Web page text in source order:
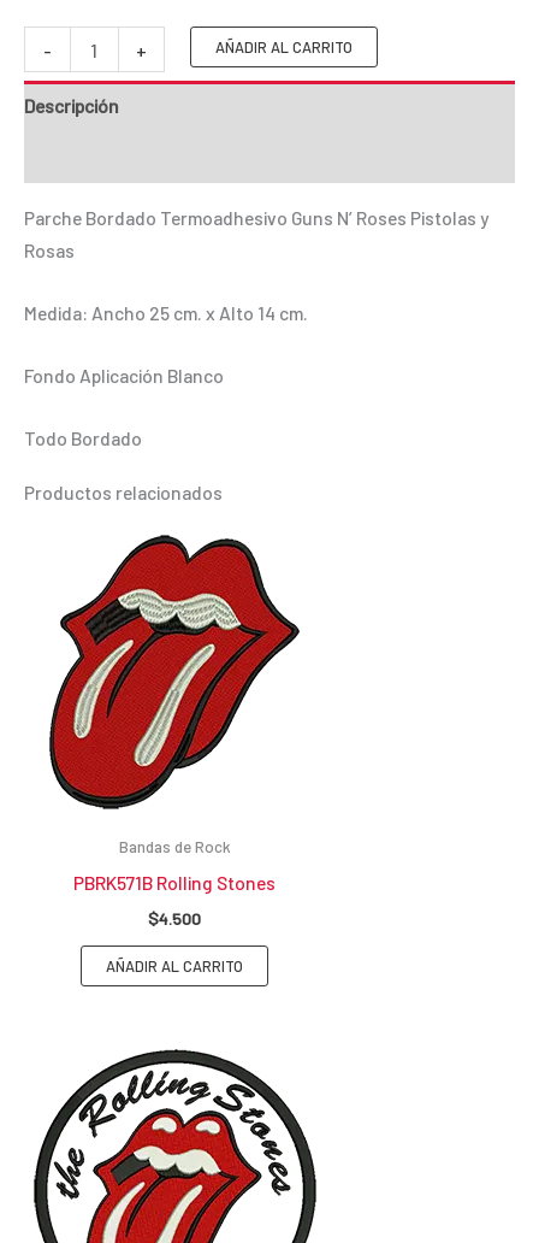
-
PBRK679
Guns
N?
+ AÑADIR AL CARRITO
Descripción
Parche Bordado Termoadhesivo Guns N’ Roses Pistolas y
Rosas
Medida: Ancho 25 cm. x Alto 14 cm.
Fondo Aplicación Blanco
Todo Bordado
Productos relacionados
Bandas de Rock
PBRK571B Rolling Stones
$4.500
AÑADIR AL CARRITO